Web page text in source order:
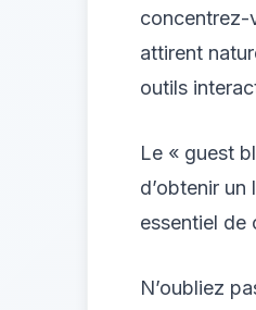
concentrez-
attirent
outils
Le « guest
d’obtenir
essentiel de
N’oubliez